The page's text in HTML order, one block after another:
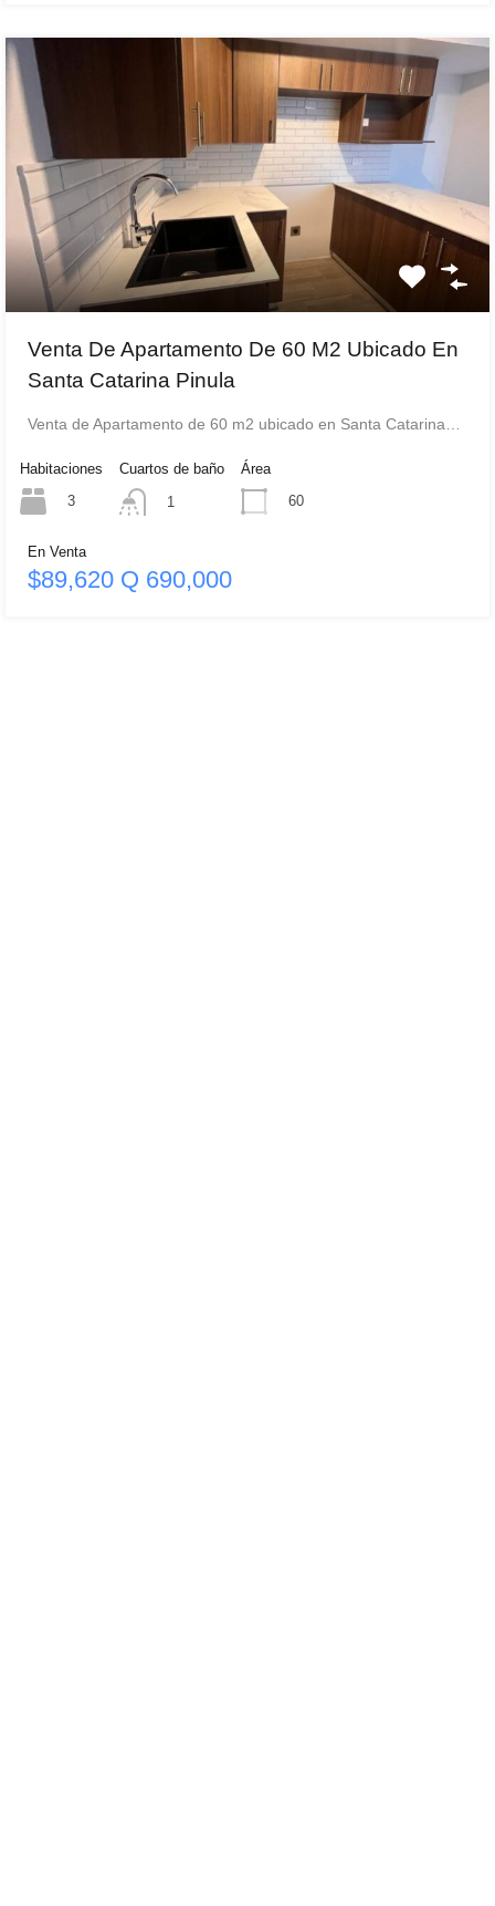
Venta De Apartamento De 60 M2 Ubicado En
Santa Catarina Pinula
Venta de Apartamento de 60 m2 ubicado en Santa Catarina…
Habitaciones
3
Cuartos de baño
1
Área
60
En Venta
$89,620 Q 690,000